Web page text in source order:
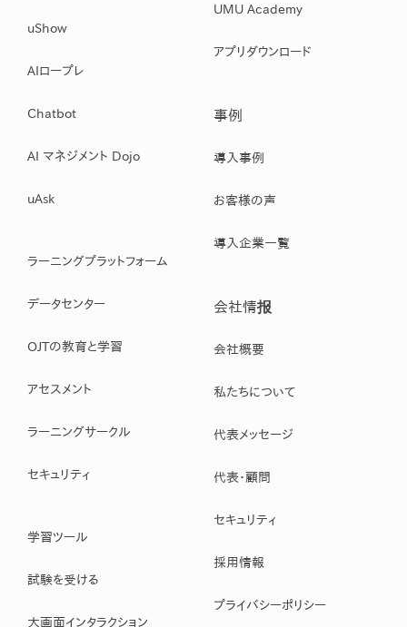
uShow
AIロープレ
Chatbot
AI マネジメント Dojo
uAsk
ラーニングプラットフォーム
データセンター
OJTの教育と学習
アセスメント
ラーニングサークル
セキュリティ
学習ツール
試験を受ける
大画面インタラクション
UMU Academy
アプリダウンロード
事例
導入事例
お客様の声
導入企業一覧
会社情报
会社概要
私たちについて
代表メッセージ
代表・顧問
セキュリティ
採用情報
プライバシーポリシー